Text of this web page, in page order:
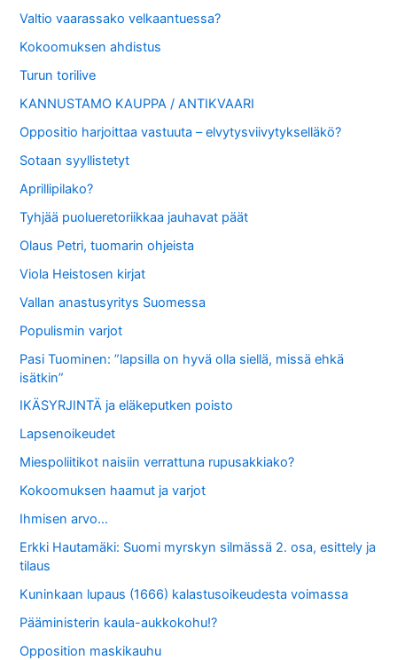
Valtio vaarassako velkaantuessa?
Kokoomuksen ahdistus
Turun torilive
KANNUSTAMO KAUPPA / ANTIKVAARI
Oppositio harjoittaa vastuuta – elvytysviivytykselläkö?
Sotaan syyllistetyt
Aprillipilako?
Tyhjää puolueretoriikkaa jauhavat päät
Olaus Petri, tuomarin ohjeista
Viola Heistosen kirjat
Vallan anastusyritys Suomessa
Populismin varjot
Pasi Tuominen: ”lapsilla on hyvä olla siellä, missä ehkä
isätkin”
IKÄSYRJINTÄ ja eläkeputken poisto
Lapsenoikeudet
Miespoliitikot naisiin verrattuna rupusakkiako?
Kokoomuksen haamut ja varjot
Ihmisen arvo…
Erkki Hautamäki: Suomi myrskyn silmässä 2. osa, esittely ja
tilaus
Kuninkaan lupaus (1666) kalastusoikeudesta voimassa
Pääministerin kaula-aukkokohu!?
Opposition maskikauhu